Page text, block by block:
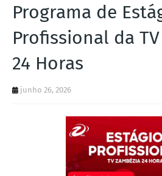
S
Programa de
Profissional da
24 Horas
junho 26, 2026